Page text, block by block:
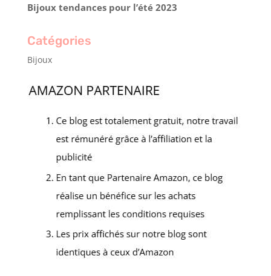
Bijoux tendances pour l’été 2023
Catégories
Bijoux